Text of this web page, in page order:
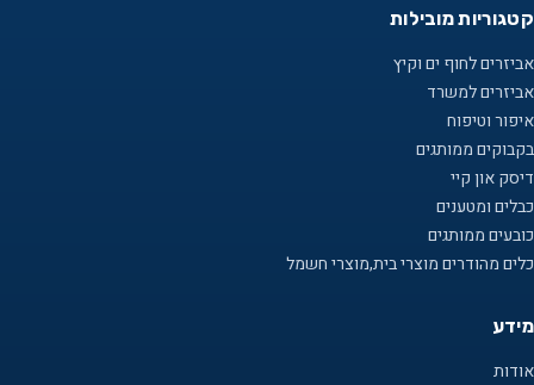
קטגוריות מובילות
אביזרים לחוף ים וקיץ
אביזרים למשרד
איפור וטיפוח
בקבוקים ממותגים
דיסק און קיי
כבלים ומטענים
כובעים ממותגים
כלים מהודרים מוצרי בית,מוצרי חשמל
מידע
אודות